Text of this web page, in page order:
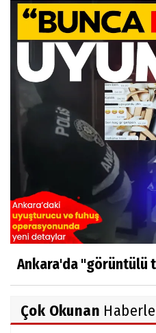
Ankara'da "görüntülü
Çok Okunan